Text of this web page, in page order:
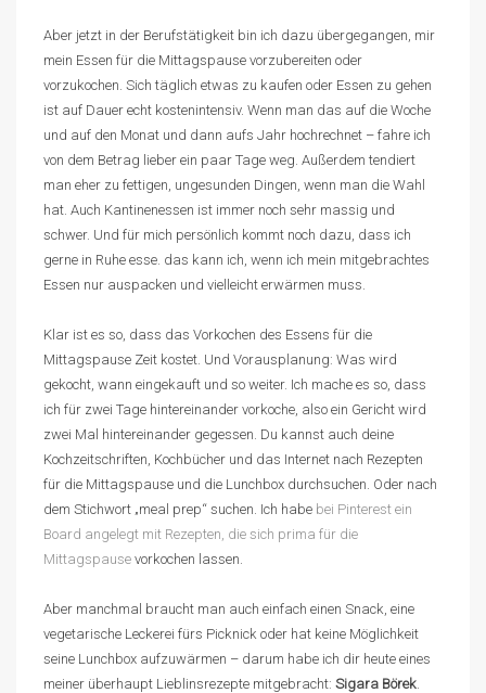
Aber jetzt in der Berufstätigkeit bin ich dazu übergegangen, mir
mein Essen für die Mittagspause vorzubereiten oder
vorzukochen. Sich täglich etwas zu kaufen oder Essen zu gehen
ist auf Dauer echt kostenintensiv. Wenn man das auf die Woche
und auf den Monat und dann aufs Jahr hochrechnet – fahre ich
von dem Betrag lieber ein paar Tage weg. Außerdem tendiert
man eher zu fettigen, ungesunden Dingen, wenn man die Wahl
hat. Auch Kantinenessen ist immer noch sehr massig und
schwer. Und für mich persönlich kommt noch dazu, dass ich
gerne in Ruhe esse. das kann ich, wenn ich mein mitgebrachtes
Essen nur auspacken und vielleicht erwärmen muss.
Klar ist es so, dass das Vorkochen des Essens für die
Mittagspause Zeit kostet. Und Vorausplanung: Was wird
gekocht, wann eingekauft und so weiter. Ich mache es so, dass
ich für zwei Tage hintereinander vorkoche, also ein Gericht wird
zwei Mal hintereinander gegessen. Du kannst auch deine
Kochzeitschriften, Kochbücher und das Internet nach Rezepten
für die Mittagspause und die Lunchbox durchsuchen. Oder nach
dem Stichwort „meal prep“ suchen. Ich habe bei Pinterest ein
Board angelegt mit Rezepten, die sich prima für die
Mittagspause vorkochen lassen.
Aber manchmal braucht man auch einfach einen Snack, eine
vegetarische Leckerei fürs Picknick oder hat keine Möglichkeit
seine Lunchbox aufzuwärmen – darum habe ich dir heute eines
meiner überhaupt Lieblinsrezepte mitgebracht: Sigara Börek.